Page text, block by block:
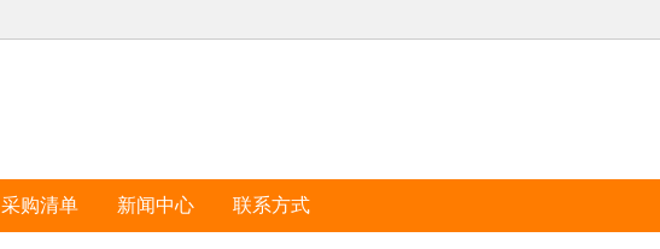
采购清单 新闻中心 联系方式